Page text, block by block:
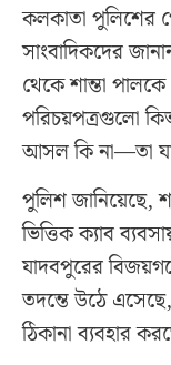
কলকাতা পুলিশের
সাংবাদিকদের
থেকে শান্তা
পরিচয়পত্রগুলো
আসল কি না—তা
পুলিশ জানিয়েছে,
ভিত্তিক ক্যাব
যাদবপুরের
তদন্তে উঠে এসেছে,
ঠিকানা ব্যবহার